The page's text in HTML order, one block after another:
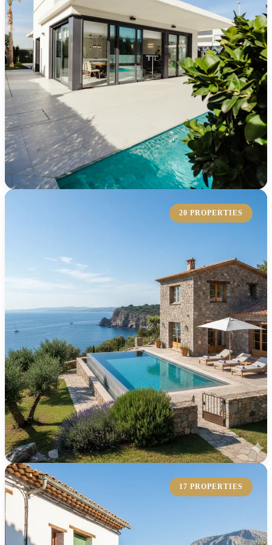
KOLLEKTION ERKUNDEN
KOLLEKTION ERKUNDEN
20 PROPERTIES
Landhaus
Entdecken Sie unsere exquisiten Landhäuser, die eine
17 PROPERTIES